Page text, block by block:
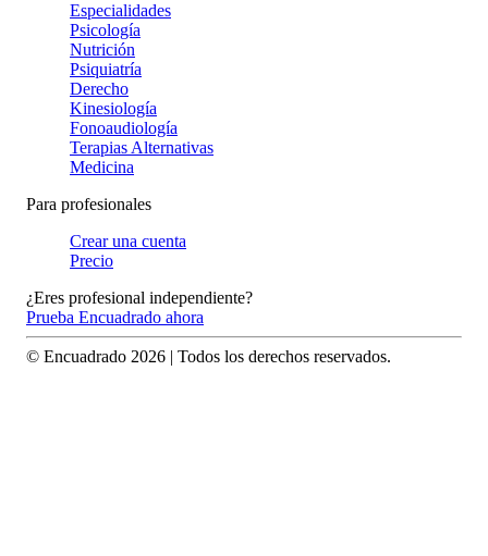
Especialidades
Psicología
Nutrición
Psiquiatría
Derecho
Kinesiología
Fonoaudiología
Terapias Alternativas
Medicina
Para profesionales
Crear una cuenta
Precio
¿Eres profesional independiente?
Prueba Encuadrado ahora
© Encuadrado 2026 | Todos los derechos reservados.